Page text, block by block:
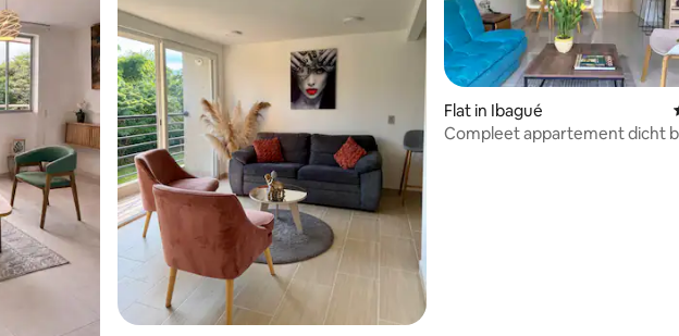
Flat in Ibagué
Compleet appartement dicht